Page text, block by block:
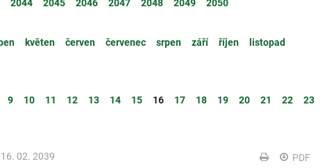
2044 2045 2046 2047 2048 2049 2050
květen červen červenec srpen září říjen
listopad
9 10 11 12 13 14 15 16 17 18 19 20 21 22
23
16. 02. 2039 PDF